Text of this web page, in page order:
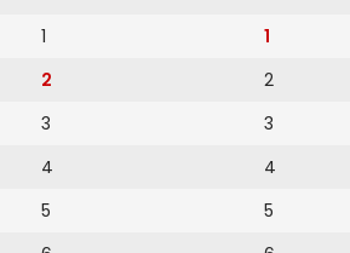
1
2
3
4
5
1
2
3
4
5